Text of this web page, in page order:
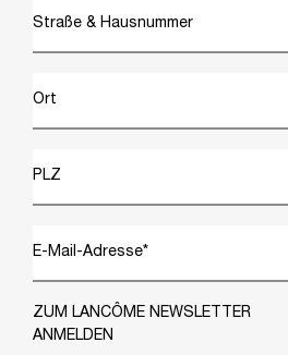
Straße & Hausnummer
Ort
PLZ
E-Mail-Adresse*
ZUM LANCÔME NEWSLETTER
ANMELDEN